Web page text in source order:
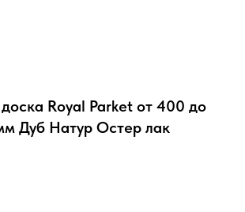
Royal Parket от 400 до
Дуб Натур Остер лак